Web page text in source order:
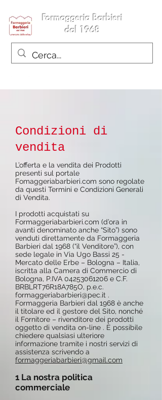
Formaggeria Barbieri
dal 1968
Condizioni di
vendita
L’offerta e la vendita dei Prodotti
presenti sul portale
Fomaggeriabarbieri.com sono regolate
da questi Termini e Condizioni Generali
di Vendita.
I prodotti acquistati su
Formaggeriabarbieri.com (d’ora in
avanti denominato anche “Sito”) sono
venduti direttamente da Formaggeria
Barbieri dal 1968 (“il Venditore”), con
sede legale in Via Ugo Bassi 25 -
Mercato delle Erbe – Bologna – Italia,
iscritta alla Camera di Commercio di
Bologna, P.IVA 04253061206 e C.F.
BRBLRT76R18A785O, p.e.c.
formaggeriabarbieri@pec.it .
Formaggeria Barbieri dal 1968 è anche
il titolare ed il gestore del Sito, nonché
il Fornitore – rivenditore dei prodotti
oggetto di vendita on-line . È possibile
chiedere qualsiasi ulteriore
informazione tramite i nostri servizi di
assistenza scrivendo a
formaggeriabarbieri@gmail.com
1 La nostra politica
commerciale